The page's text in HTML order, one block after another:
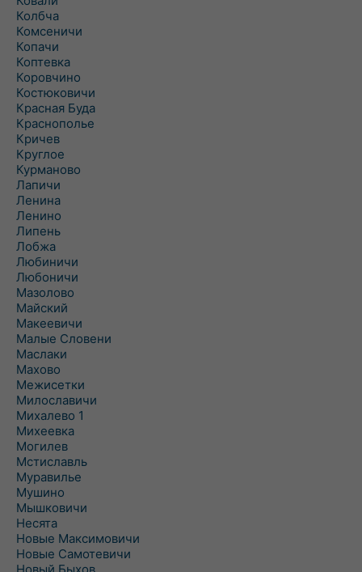
Колбча
Комсеничи
Копачи
Коптевка
Коровчино
Костюковичи
Красная Буда
Краснополье
Кричев
Круглое
Курманово
Лапичи
Ленина
Ленино
Липень
Лобжа
Любиничи
Любоничи
Мазолово
Майский
Макеевичи
Малые Словени
Маслаки
Махово
Межисетки
Милославичи
Михалево 1
Михеевка
Могилев
Мстиславль
Муравилье
Мушино
Мышковичи
Несята
Новые Максимовичи
Новые Самотевичи